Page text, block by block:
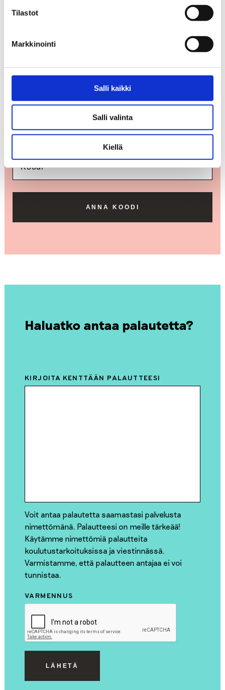
Tilastot
Markkinointi
Salli kaikki
Salli valinta
Kiellä
Päihdeneuvonnan nettikysymyspalvelu on tauolla.
Voit edelleen noutaa vastauksen aiemmin
maksuton numero 0800 900 45 on apunasi ympäri
HAE VASTAUSTA
ANNA KOODI
Haluatko antaa palautetta?
KIRJOITA KENTTÄÄN PALAUTTEESI
Voit antaa palautetta saamastasi palvelusta
nimettömänä. Palautteesi on meille tärkeää!
Käytämme nimettömiä palautteita
koulutustarkoituksissa ja viestinnässä.
Varmistamme, että palautteen antajaa ei voi
tunnistaa.
VARMENNUS